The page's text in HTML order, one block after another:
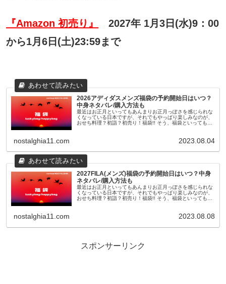
『Amazon 初売り』
2027年 1月3日(水)9：00
から1月6日(土)23:59まで
2026アディダスメンズ福袋の予約開始日はいつ？
中身ネタバレ/購入方法も
最近はお正月といってもあんまりお正月っぽさを感じられな
くなっている日本ですが、それでもやっぱり楽しみなのが、
おせち料理？初詣？初売り！福袋!! そう、福袋といっても最
nostalghia11.com 2023.08.04
2027FILA(メンズ)福袋の予約開始日はいつ？中身
ネタバレ/購入方法も
最近はお正月といってもあんまりお正月っぽさを感じられな
くなっている日本ですが、それでもやっぱり楽しみなのが、
おせち料理？初詣？初売り！福袋!! そう、福袋といっても最
nostalghia11.com 2023.08.08
スポンサーリンク